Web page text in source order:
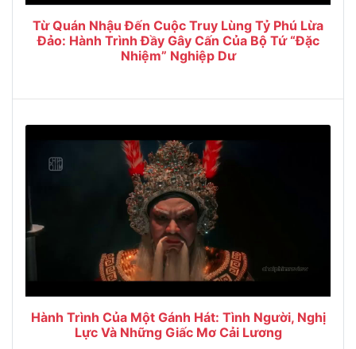
Từ Quán Nhậu Đến Cuộc Truy Lùng Tỷ Phú Lừa
Đảo: Hành Trình Đầy Gây Cấn Của Bộ Tứ “Đặc
Nhiệm” Nghiệp Dư
Hành Trình Của Một Gánh Hát: Tình Người, Nghị
Lực Và Những Giấc Mơ Cải Lương